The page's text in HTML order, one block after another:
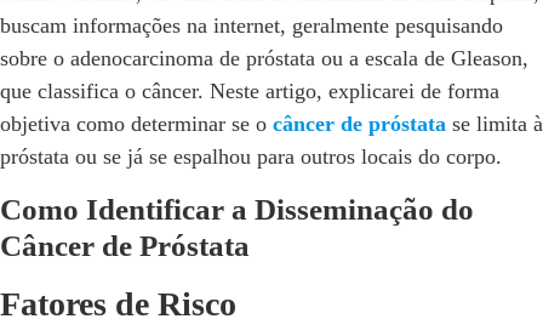
buscam informações na internet, geralmente pesquisando
sobre o adenocarcinoma de próstata ou a escala de Gleason,
que classifica o câncer. Neste artigo, explicarei de forma
objetiva como determinar se o câncer de próstata se limita à
próstata ou se já se espalhou para outros locais do corpo.
Como Identificar a Disseminação do
Câncer de Próstata
Fatores de Risco